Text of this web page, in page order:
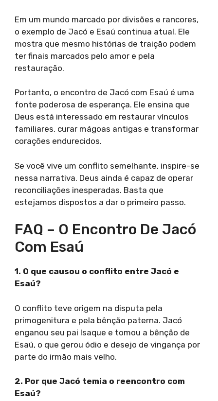
Em um mundo marcado por divisões e rancores,
o exemplo de Jacó e Esaú continua atual. Ele
mostra que mesmo histórias de traição podem
ter finais marcados pelo amor e pela
restauração.
Portanto, o encontro de Jacó com Esaú é uma
fonte poderosa de esperança. Ele ensina que
Deus está interessado em restaurar vínculos
familiares, curar mágoas antigas e transformar
corações endurecidos.
Se você vive um conflito semelhante, inspire-se
nessa narrativa. Deus ainda é capaz de operar
reconciliações inesperadas. Basta que
estejamos dispostos a dar o primeiro passo.
FAQ – O Encontro De Jacó
Com Esaú
1. O que causou o conflito entre Jacó e
Esaú?
O conflito teve origem na disputa pela
primogenitura e pela bênção paterna. Jacó
enganou seu pai Isaque e tomou a bênção de
Esaú, o que gerou ódio e desejo de vingança por
parte do irmão mais velho.
2. Por que Jacó temia o reencontro com
Esaú?